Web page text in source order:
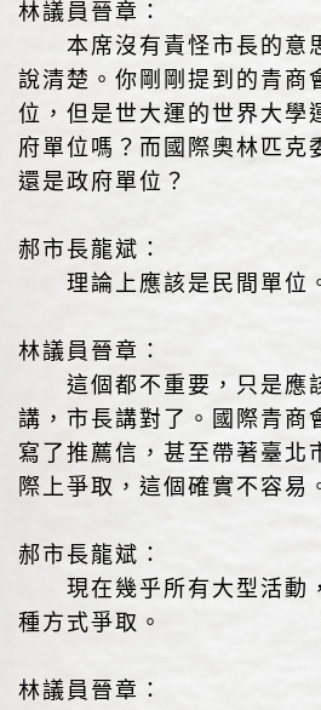
林議員晉章：
本席沒有責怪市長的意
說清楚。你剛剛提到的青商
位，但是世大運的世界大學
府單位嗎？而國際奧林匹克
還是政府單位？
郝市長龍斌：
理論上應該是民間單位
林議員晉章：
這個都不重要，只是應
講，市長講對了。國際青商
寫了推薦信，甚至帶著臺北
際上爭取，這個確實不容易
郝市長龍斌：
現在幾乎所有大型活動
種方式爭取。
林議員晉章：